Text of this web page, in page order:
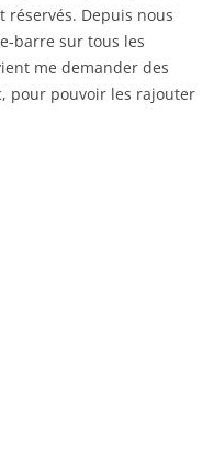
Depuis nous
barre sur tous les
me demander des
pour pouvoir les rajouter